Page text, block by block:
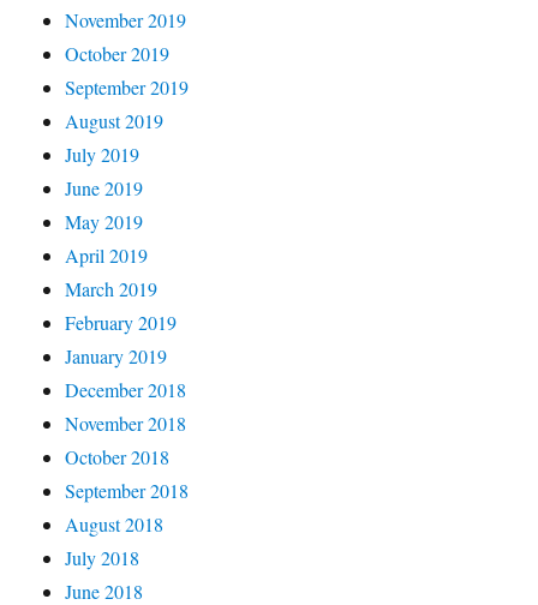
November 2019
October 2019
September 2019
August 2019
July 2019
June 2019
May 2019
April 2019
March 2019
February 2019
January 2019
December 2018
November 2018
October 2018
September 2018
August 2018
July 2018
June 2018